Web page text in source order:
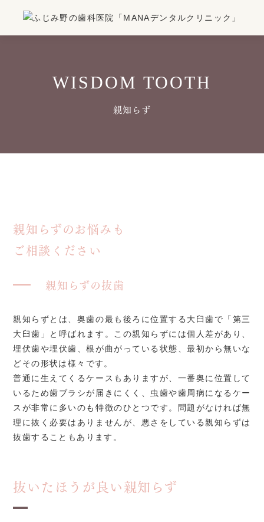
WISDOM TOOTH
親知らず
親知らずのお悩みも
ご相談ください
親知らずの抜歯
親知らずとは、奥歯の最も後ろに位置する大臼歯で「第三
大臼歯」と呼ばれます。この親知らずには個人差があり、
埋伏歯や埋伏歯、根が曲がっている状態、最初から無いな
どその形状は様々です。
普通に生えてくるケースもありますが、一番奥に位置して
いるため歯ブラシが届きにくく、虫歯や歯周病になるケー
スが非常に多いのも特徴のひとつです。問題がなければ無
理に抜く必要はありませんが、悪さをしている親知らずは
抜歯することもあります。
抜いたほうが良い親知らず